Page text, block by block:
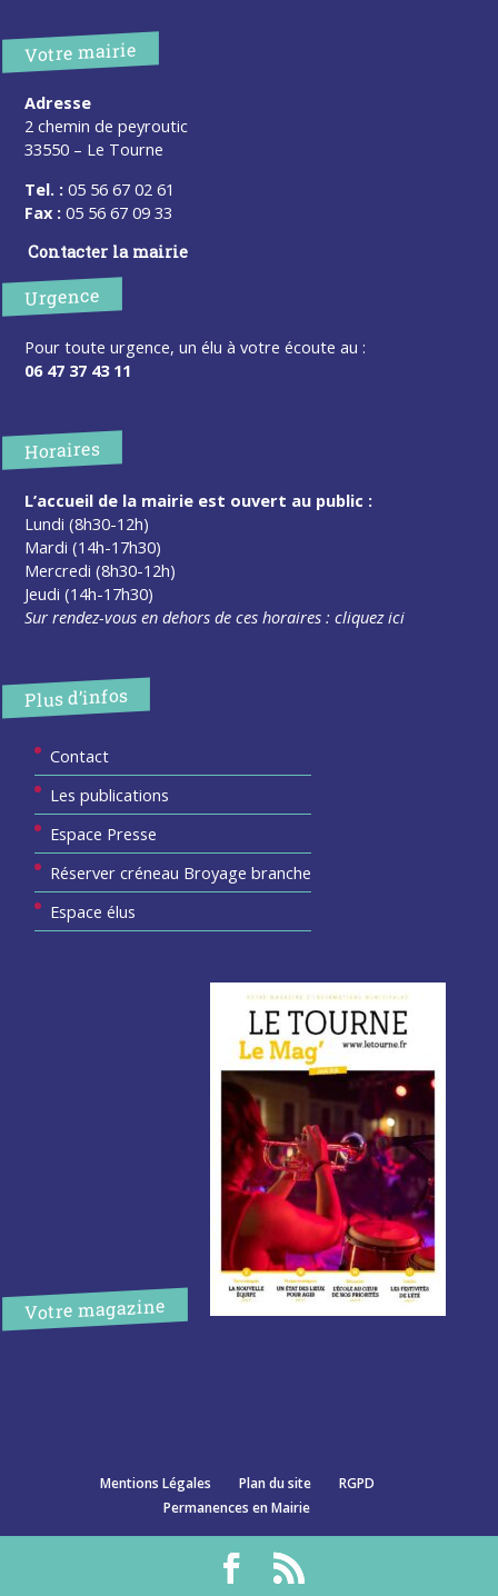
Votre mairie
Adresse
2 chemin de peyroutic
33550 – Le Tourne
Tel. : 05 56 67 02 61
Fax : 05 56 67 09 33
Contacter la mairie
Urgence
Pour toute urgence, un élu à votre écoute au :
06 47 37 43 11
Horaires
L’accueil de la mairie est ouvert au public :
Lundi (8h30-12h)
Mardi (14h-17h30)
Mercredi (8h30-12h)
Jeudi (14h-17h30)
Sur rendez-vous en dehors de ces horaires :cliquez ici
Plus d’infos
Contact
Les publications
Espace Presse
Réserver créneau Broyage branche
Espace élus
Votre magazine
Mentions Légales Plan du site
RGPD
Permanences en Mairie